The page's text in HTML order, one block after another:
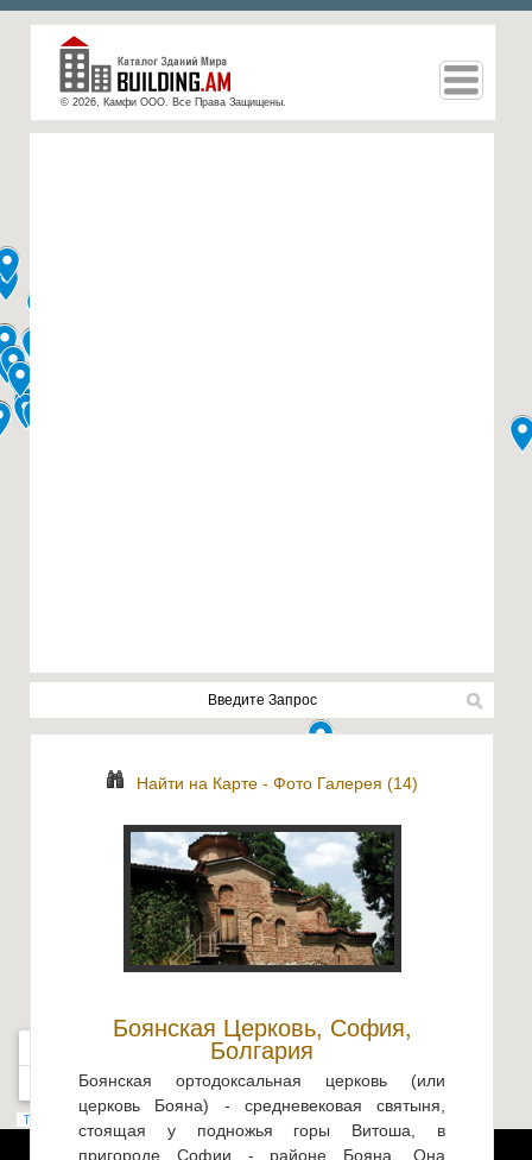
© 2026, Камфи ООО. Все Права Защищены.
Найти на Карте -Фото Галерея (14)
Боянская Церковь, София,
Болгария
Боянская ортодоксальная церковь (или
церковь Бояна) - средневековая святыня,
стоящая у подножья горы Витоша, в
пригороде Софии - районе Бояна. Она